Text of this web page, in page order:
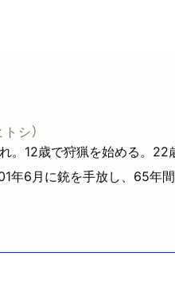
シ）
れ。12歳で狩猟を始める。
年6月に銃を手放し、65年